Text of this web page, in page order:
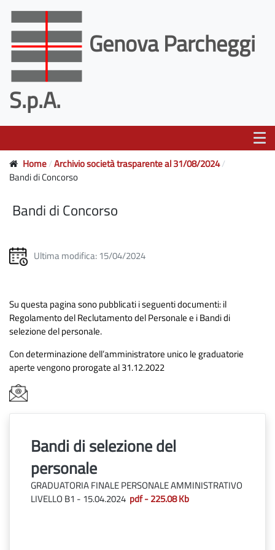
Genova Parcheggi
S.p.A.
Home Archivio società trasparente al 31/08/2024
Bandi di Concorso
Bandi di Concorso
Ultima modifica: 15/04/2024
Su questa pagina sono pubblicati i seguenti documenti: il
Regolamento del Reclutamento del Personale e i Bandi di
selezione del personale.
Con determinazione dell’amministratore unico le graduatorie
aperte vengono prorogate al 31.12.2022
Bandi di selezione del
personale
GRADUATORIA FINALE PERSONALE AMMINISTRATIVO
LIVELLO B1 - 15.04.2024 pdf - 225.08 Kb